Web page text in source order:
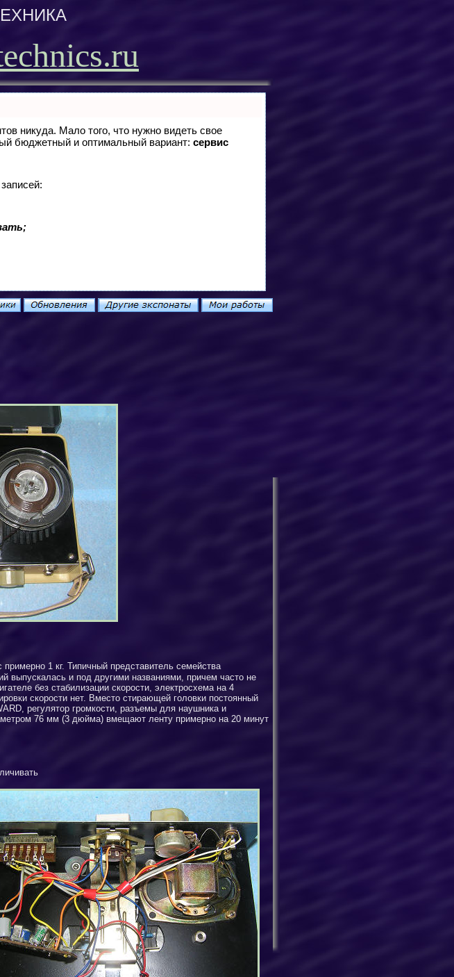
никуда. Мало того, что нужно видеть свое
бюджетный и оптимальный вариант: сервис
1 кг. Типичный представитель семейства
выпускалась и под другими названиями, причем часто не
без стабилизации скорости, электросхема на 4
скорости нет. Вместо стирающей головки постоянный
, регулятор громкости, разъемы для наушника и
76 мм (3 дюйма) вмещают ленту примерно на 20 минут